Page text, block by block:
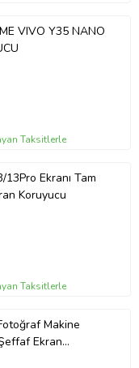
VIVO Y35 NANO
Taksitlerle
Ekranı Tam
Koruyucu
Taksitlerle
Makine
Ekran